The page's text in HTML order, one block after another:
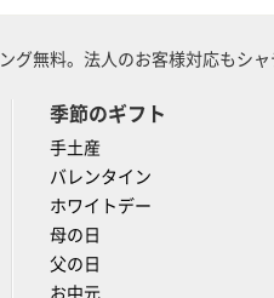
無料。法人のお客様対応もシ
季節のギフト
手土産
バレンタイン
ホワイトデー
母の日
父の日
お中元